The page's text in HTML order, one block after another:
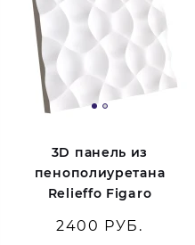
3D панель из
пенополиуретана
Relieffo Figaro
2400 РУБ.